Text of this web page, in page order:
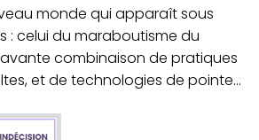
monde qui apparaît sous
: celui du maraboutisme du
combinaison de pratiques
et de technologies de pointe...